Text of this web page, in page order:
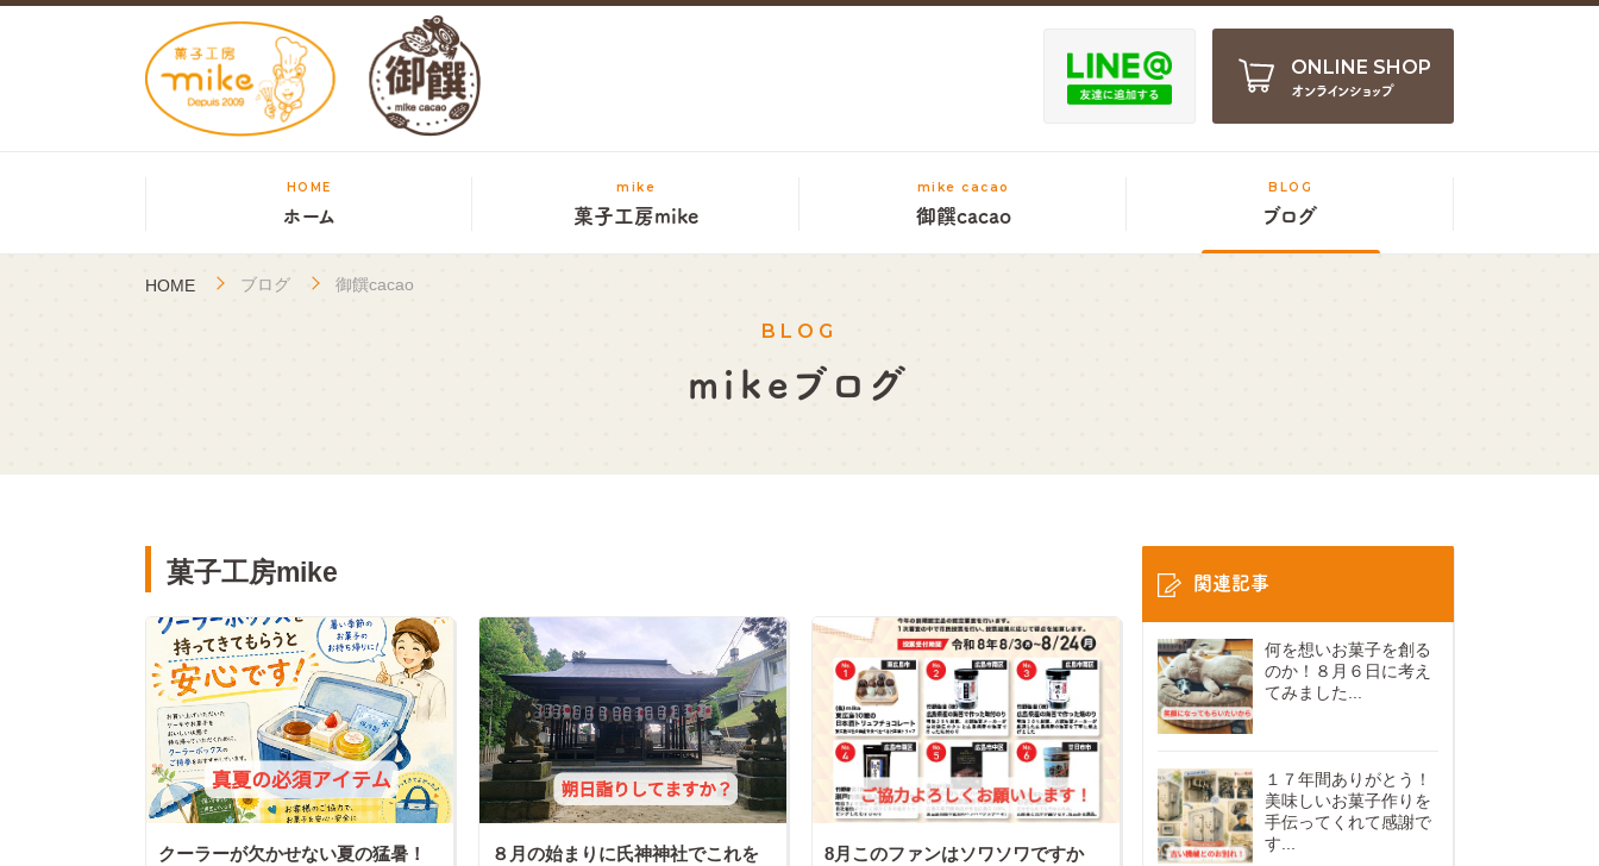
ONLINE SHOP
オンラインショップ
HOME
ホーム
mike
菓子工房mike
mike cacao
御饌cacao
BLOG
ブログ
HOME ブログ 御饌cacao
BLOG
mikeブログ
菓子工房mike
クーラーが欠かせない夏の猛暑！
８月の始まりに氏神神社でこれを
8月このファンはソワソワですか
関連記事
何を想いお菓子を創る
のか！８月６日に考え
てみました...
１７年間ありがとう！
美味しいお菓子作りを
手伝ってくれて感謝で
す...